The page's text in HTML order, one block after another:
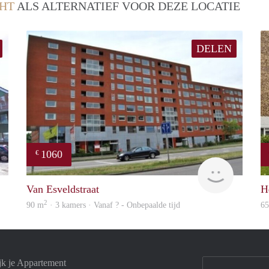
ALS ALTERNATIEF VOOR DEZE LOCATIE
rent
DELEN
€ 1060
Van Esveldstraat
90 m2 · 3 kamers · Vanaf ? - Onbepaalde tijd
je Appartement